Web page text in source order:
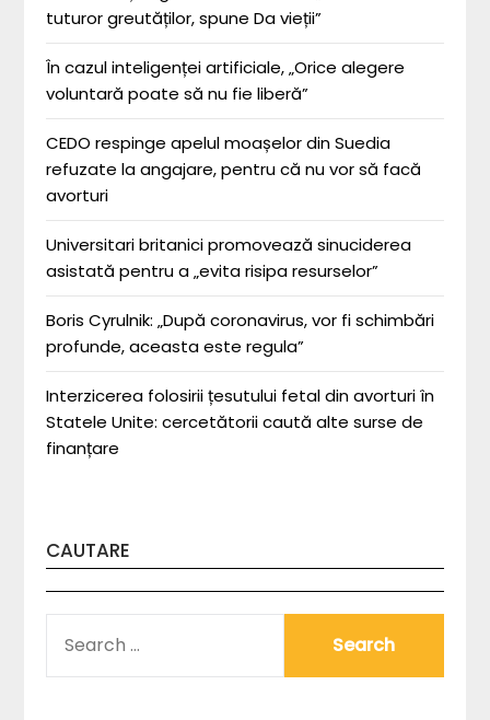
tuturor greutăților, spune Da vieții”
În cazul inteligenței artificiale, „Orice alegere
voluntară poate să nu fie liberă”
CEDO respinge apelul moașelor din Suedia
refuzate la angajare, pentru că nu vor să facă
avorturi
Universitari britanici promovează sinuciderea
asistată pentru a „evita risipa resurselor”
Boris Cyrulnik: „După coronavirus, vor fi schimbări
profunde, aceasta este regula”
Interzicerea folosirii țesutului fetal din avorturi în
Statele Unite: cercetătorii caută alte surse de
finanțare
CAUTARE
FOR: